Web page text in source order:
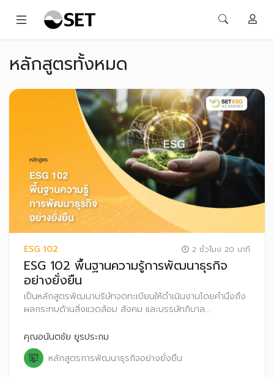
หลักสูตรทั้งหมด
ESG 102 2 ชั่วโมง 20 นาที
ESG 102 พื้นฐานความรู้การพัฒนาธุรกิจ
อย่างยั่งยืน
เป็นหลักสูตรพัฒนาบริษัทจดทะเบียนให้ดำเนินงานโดยคำนึงถึง
ผลกระทบด้านสิ่งแวดล้อม สังคม และบรรษัทภิบาล
คุณอนันตชัย ยูรประถม
หลักสูตรการพัฒนาธุรกิจอย่างยั่งยืน